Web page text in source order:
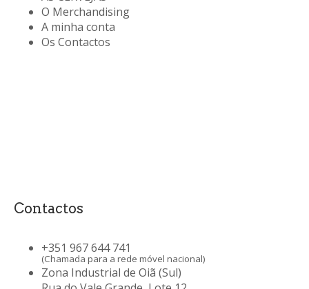
O Merchandising
A minha conta
Os Contactos
Contactos
+351 967 644 741
(Chamada para a rede móvel nacional)
Zona Industrial de Oiã (Sul)